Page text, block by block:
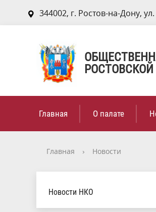
344002, г. Ростов-на-Дону,
Главная О палате
Главная › Новости
Новости НКО